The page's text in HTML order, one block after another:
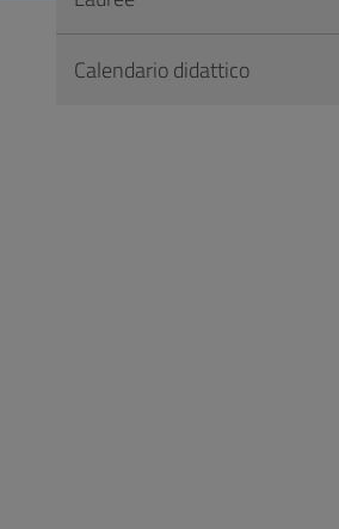
FooterCalendario didattico